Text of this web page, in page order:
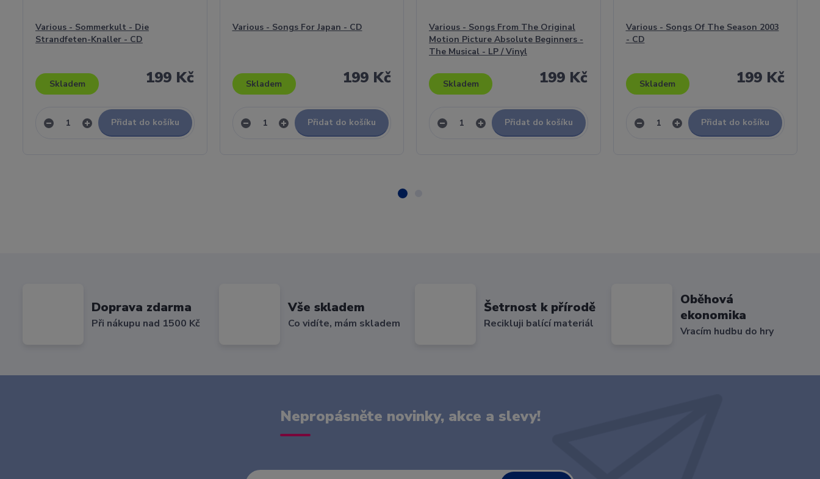
Various - Sommerkult - Die
Strandfeten-Knaller - CD
199 Kč
Skladem
Přidat do košíku
Various - Songs For Japan - CD
199 Kč
Skladem
Přidat do košíku
Various - Songs From The Original
Motion Picture Absolute Beginners -
The Musical - LP / Vinyl
199 Kč
Skladem
Přidat do košíku
Various - Songs Of The Season 2003
- CD
199 Kč
Skladem
Přidat do košíku
Doprava zdarma
Při nákupu nad 1500 Kč
Vše skladem
Co vidíte, mám skladem
Šetrnost k přírodě
Recikluji balící materiál
Oběhová
ekonomika
Vracím hudbu do hry
Nepropásněte novinky, akce a slevy!